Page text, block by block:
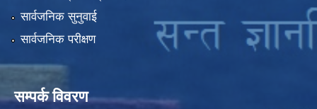
सार्वजनिक सुनुवाई
सार्वजनिक परीक्षण
सम्पर्क विवरण